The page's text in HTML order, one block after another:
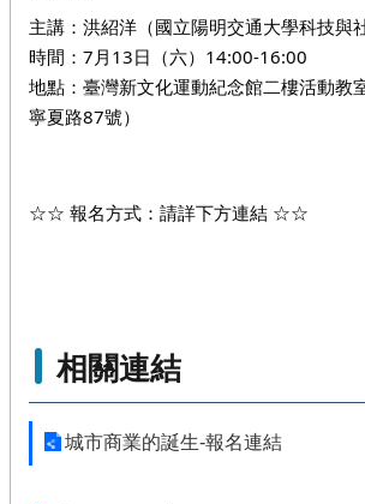
主講：洪紹洋（國立陽明交通大學科技與
時間：7月13日（六）14:00-16:00
地點：臺灣新文化運動紀念館二樓活動教
寧夏路87號）
☆☆ 報名方式：請詳下方連結 ☆☆
相關連結
城市商業的誕生-報名連結